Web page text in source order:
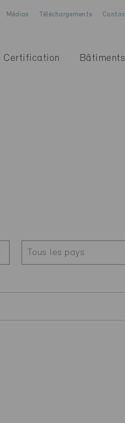
Médias Téléchargements
Certification Bâtiments
Tous les pays